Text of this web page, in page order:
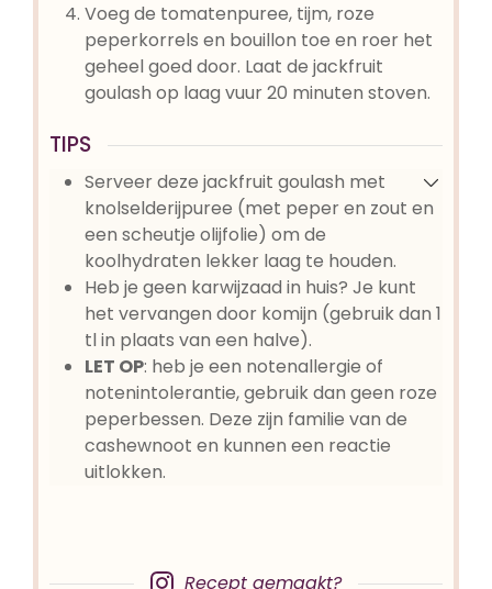
Voeg de tomatenpuree, tijm, roze
peperkorrels en bouillon toe en roer het
geheel goed door. Laat de jackfruit
goulash op laag vuur 20 minuten stoven.
TIPS
Serveer deze jackfruit goulash met
knolselderijpuree (met peper en zout en
een scheutje olijfolie) om de
koolhydraten lekker laag te houden.
Heb je geen karwijzaad in huis? Je kunt
het vervangen door komijn (gebruik dan 1
tl in plaats van een halve).
LET OP: heb je een notenallergie of
notenintolerantie, gebruik dan geen roze
peperbessen. Deze zijn familie van de
cashewnoot en kunnen een reactie
uitlokken.
Recept gemaakt?